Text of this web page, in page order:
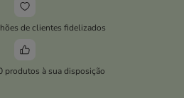
de clientes fidelizados
produtos à sua disposição